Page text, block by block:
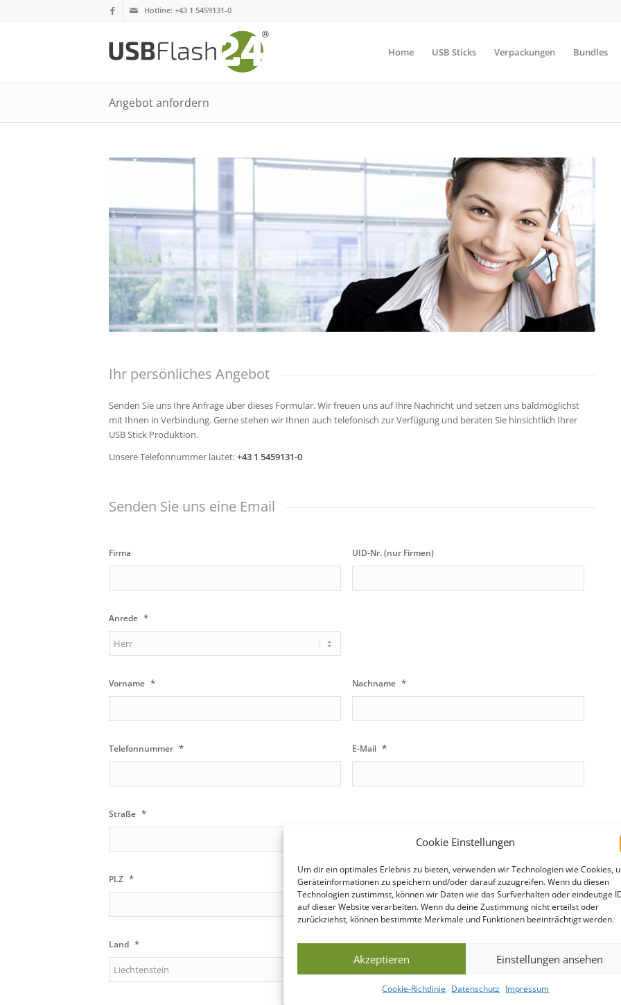
Cookie Einstellungen
Um dir ein optimales Erlebnis zu bieten, verwenden wir Technologien wie Cookies,
Geräteinformationen zu speichern und/oder darauf zuzugreifen. Wenn du diesen
Technologien zustimmst, können wir Daten wie das Surfverhalten oder eindeutige
auf dieser Website verarbeiten. Wenn du deine Zustimmung nicht erteilst oder
zurückziehst, können bestimmte Merkmale und Funktionen beeinträchtigt werden.
Akzeptieren Einstellungen ansehen
Cookie-Richtlinie Datenschutz Impressum
Hotline: +43 1 5459131-0
Home USB Sticks Verpackungen Bundles
Angebot anfordern
Ihr persönliches Angebot
Senden Sie uns Ihre Anfrage über dieses Formular. Wir freuen uns auf Ihre Nachricht und setzen uns baldmöglichst
mit Ihnen in Verbindung. Gerne stehen wir Ihnen auch telefonisch zur Verfügung und beraten Sie hinsichtlich Ihrer
USB Stick Produktion.
Unsere Telefonnummer lautet:+43 1 5459131-0
Senden Sie uns eine Email
Firma UID-Nr. (nur Firmen)
Anrede *
Vorname * Nachname *
Telefonnummer * E-Mail *
Straße *
PLZ * Ort *
Land *